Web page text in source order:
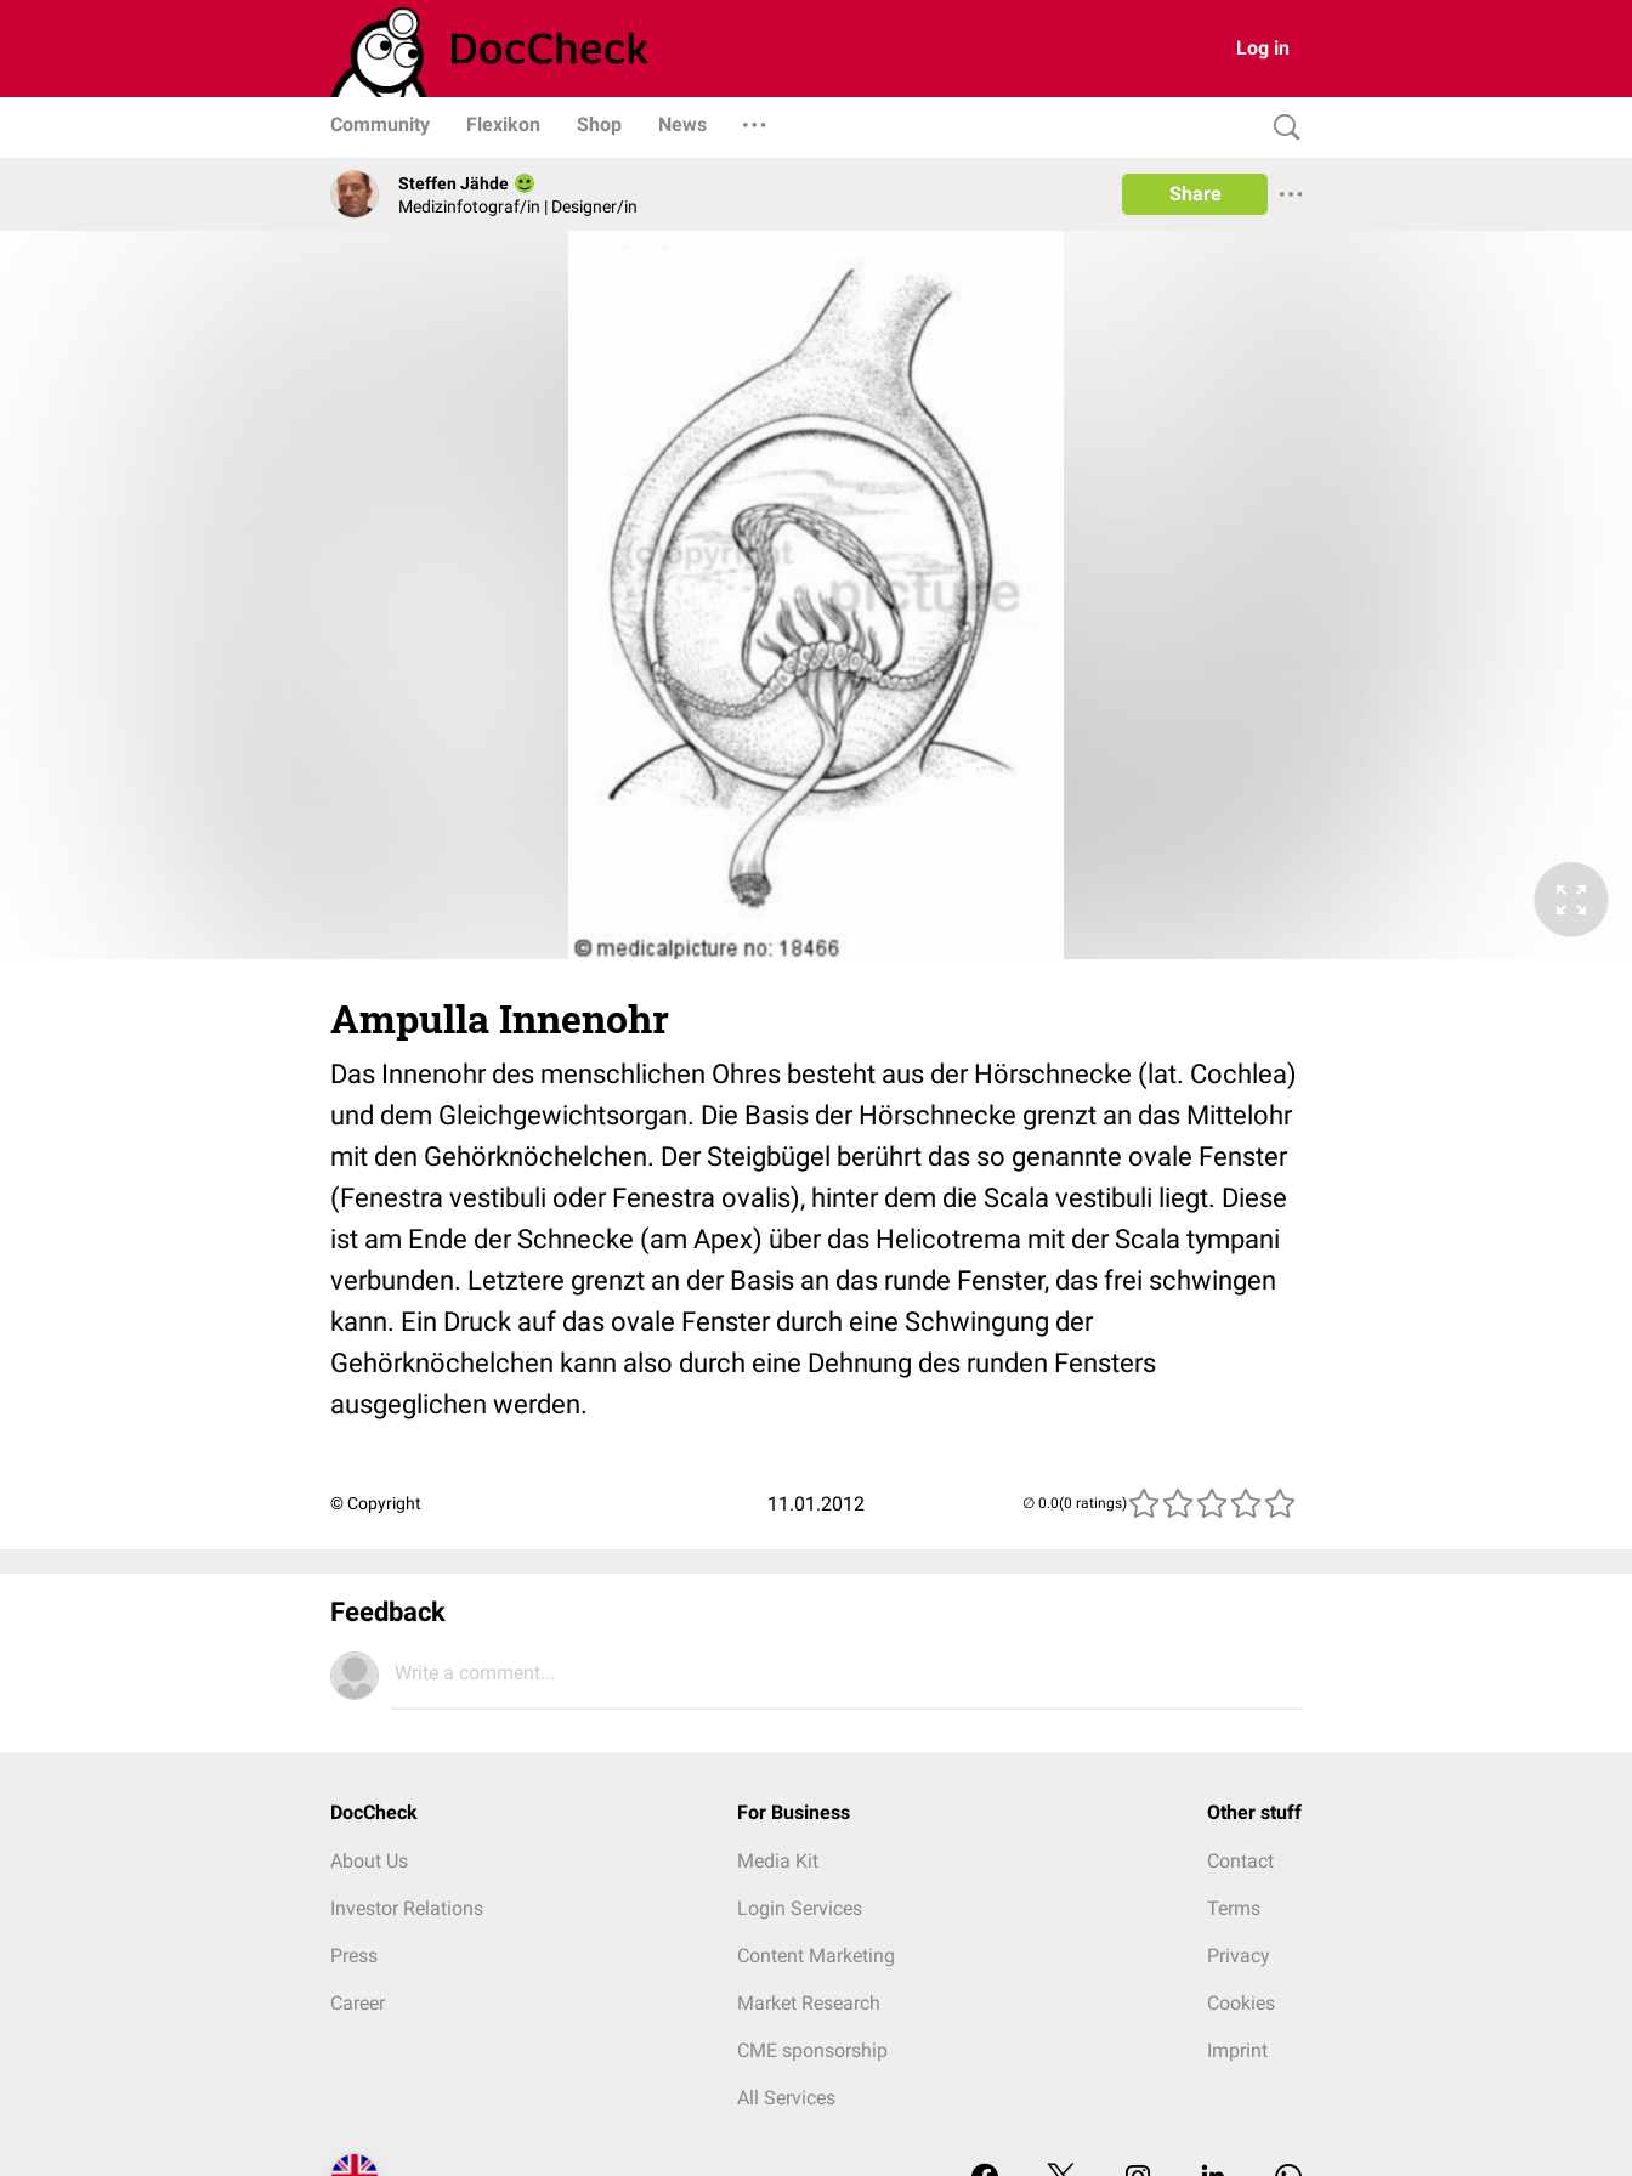
Log in
Community Flexikon Shop News
Steffen Jähde
Medizinfotograf/in | Designer/in
Share
Ampulla Innenohr
Das Innenohr des menschlichen Ohres besteht aus der Hörschnecke (lat. Cochlea)
und dem Gleichgewichtsorgan. Die Basis der Hörschnecke grenzt an das Mittelohr
mit den Gehörknöchelchen. Der Steigbügel berührt das so genannte ovale Fenster
(Fenestra vestibuli oder Fenestra ovalis), hinter dem die Scala vestibuli liegt. Diese
ist am Ende der Schnecke (am Apex) über das Helicotrema mit der Scala tympani
verbunden. Letztere grenzt an der Basis an das runde Fenster, das frei schwingen
kann. Ein Druck auf das ovale Fenster durch eine Schwingung der
Gehörknöchelchen kann also durch eine Dehnung des runden Fensters
ausgeglichen werden.
© Copyright 11.01.2012 (0 ratings)
Feedback
Write a comment...
DocCheck
About Us
Investor Relations
Press
Career
For Business
Media Kit
Login Services
Content Marketing
Market Research
CME sponsorship
All Services
Other stuff
Contact
Terms
Privacy
Cookies
Imprint